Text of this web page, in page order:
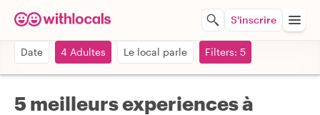
S'inscrire
Date 4 Adultes Le local parle Filters: 5
5 meilleurs experiences à